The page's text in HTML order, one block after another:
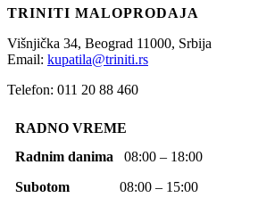
TRINITI MALOPRODAJA
Višnjička 34, Beograd 11000, Srbija
Email: kupatila@triniti.rs
Telefon: 011 20 88 460
RADNO VREME
Radnim danima 08:00 – 18:00
Subotom 08:00 – 15:00